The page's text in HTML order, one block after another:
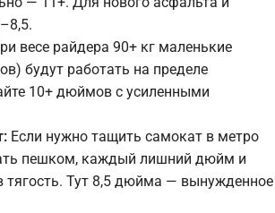
весе райдера 90+ кг маленькие
будут работать на пределе
10+ дюймов с усиленными
Если нужно тащить самокат в метро
пешком, каждый лишний дюйм и
тягость. Тут 8,5 дюйма — вынужденное